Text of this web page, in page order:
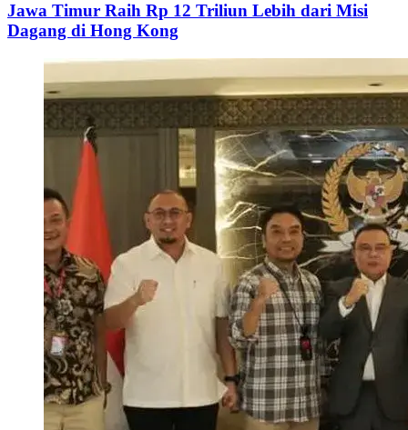
Jawa Timur Raih Rp 12 Triliun Lebih dari Misi
Dagang di Hong Kong